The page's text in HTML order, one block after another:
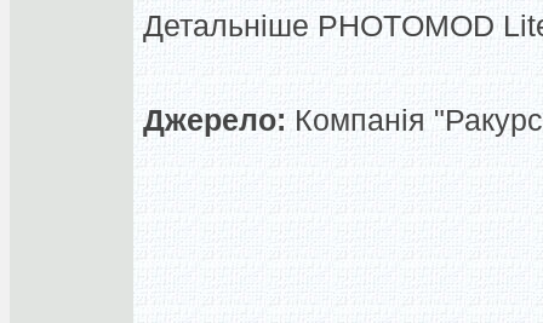
Детальніше PHOTOMOD
Джерело: Компанія